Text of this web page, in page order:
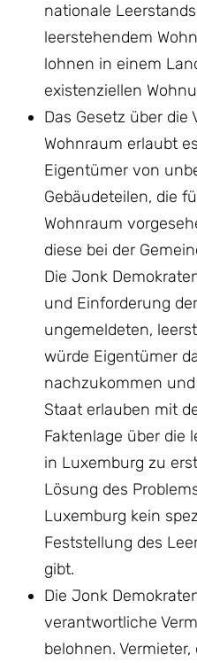
nationale
leerstehendem
lohnen in einem
existenziellen
Das Gesetz über die
Wohnraum erlaubt
Eigentümer von
Gebäudeteilen, die
Wohnraum
diese bei der
Die Jonk
und Einforderung
ungemeldeten,
würde Eigentümer
nachzukommen
Staat erlauben mit
Faktenlage über die
in Luxemburg zu
Lösung des
Luxemburg kein
Feststellung des
gibt.
Die Jonk
verantwortliche
belohnen.